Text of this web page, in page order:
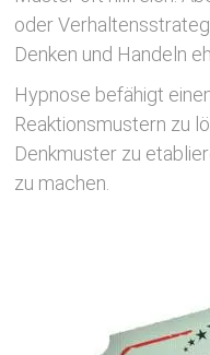
oder
Denken und Handeln
Hypnose befähigt
Reaktionsmustern zu
Denkmuster zu
zu machen.